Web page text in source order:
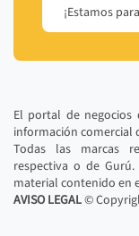
¡Estamos
El portal de negocios
información comercial
Todas las marcas
respectiva o de
material contenido en
AVISO LEGAL©